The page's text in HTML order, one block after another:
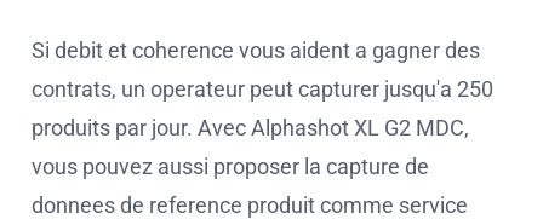
Si debit et coherence vous aident a gagner des
contrats, un operateur peut capturer jusqu'a 250
produits par jour. Avec Alphashot XL G2 MDC,
vous pouvez aussi proposer la capture de
donnees de reference produit comme service